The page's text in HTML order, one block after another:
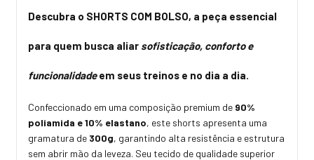
Descubra o SHORTS COM BOLSO, a peça essencial
para quem busca aliar sofisticação, conforto e
funcionalidadeem seus treinos e no dia a dia.
Confeccionado em uma composição premium de 90%
poliamida e 10% elastano, este shorts apresenta uma
gramatura de 300g, garantindo alta resistência e estrutura
sem abrir mão da leveza. Seu tecido de qualidade superior